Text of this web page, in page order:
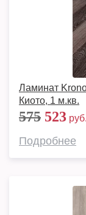
Ламинат
Киото, 1 м.кв.
575 523
Подробнее